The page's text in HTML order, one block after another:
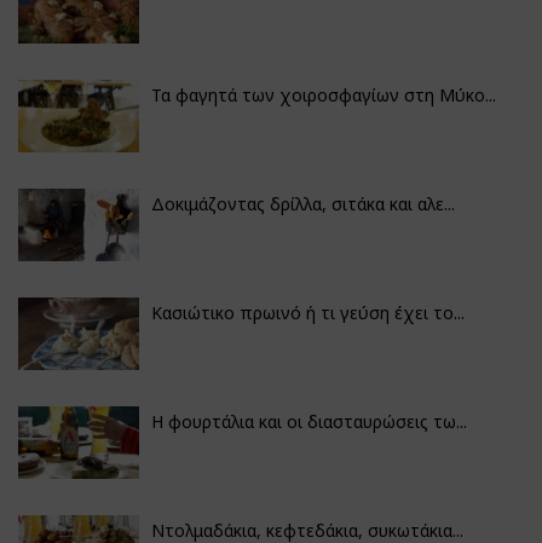
Τα φαγητά των χοιροσφαγίων στη Μύκο...
Δοκιμάζοντας δρίλλα, σιτάκα και αλε...
Κασιώτικο πρωινό ή τι γεύση έχει το...
Η φουρτάλια και οι διασταυρώσεις τω...
Ντολμαδάκια, κεφτεδάκια, συκωτάκια...